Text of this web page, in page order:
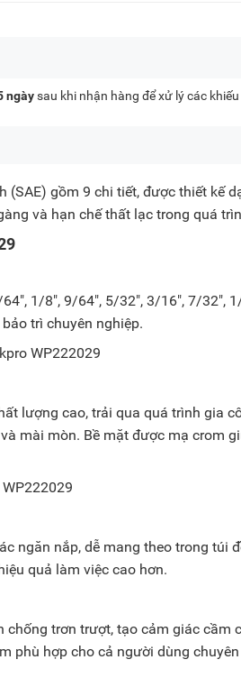
ngàysau khi nhận hàng để xử lý các
(SAE) gồm 9 chi tiết, được thiết kế
và hạn chế thất lạc trong quá
1/8", 9/64", 5/32", 3/16", 7/32",
trì chuyên nghiệp.
lượng cao, trải qua quá trình gia
mài mòn. Bề mặt được mạ crom
ngăn nắp, dễ mang theo trong túi
quả làm việc cao hơn.
trơn trượt, tạo cảm giác cầm
phù hợp cho cả người dùng